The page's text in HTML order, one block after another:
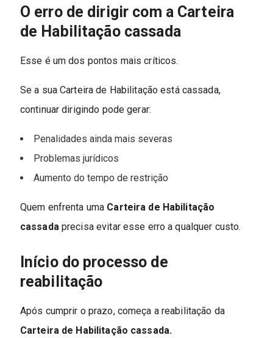
O erro de dirigir com a Carteira
de Habilitação cassada
Esse é um dos pontos mais críticos.
Se a sua Carteira de Habilitação está cassada,
continuar dirigindo pode gerar:
Penalidades ainda mais severas
Problemas jurídicos
Aumento do tempo de restrição
Quem enfrenta uma Carteira de Habilitação
cassada precisa evitar esse erro a qualquer custo.
Início do processo de
reabilitação
Após cumprir o prazo, começa a reabilitação da
Carteira de Habilitação cassada.